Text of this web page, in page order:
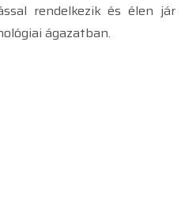
rendelkezik és élen jár
ágazatban.